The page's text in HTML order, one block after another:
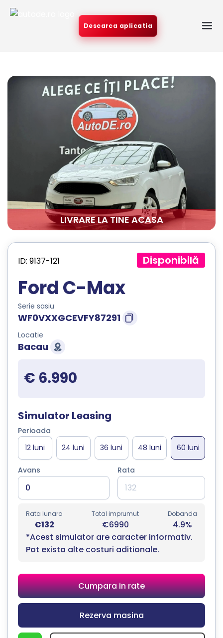
Descarca aplicatia
LIVRARE LA TINE ACASA
ID: 9137-121 Disponibilă
Ford C-Max
Serie sasiu
WF0VXXGCEVFY87291
Locatie
Bacau
€ 6.990
Simulator Leasing
Perioada
Avans Rata
Rata lunara
€132
Total imprumut
€6990
Dobanda
4.9%
*Acest simulator are caracter informativ.
Pot exista alte costuri aditionale.
Cumpara in rate
Rezerva masina